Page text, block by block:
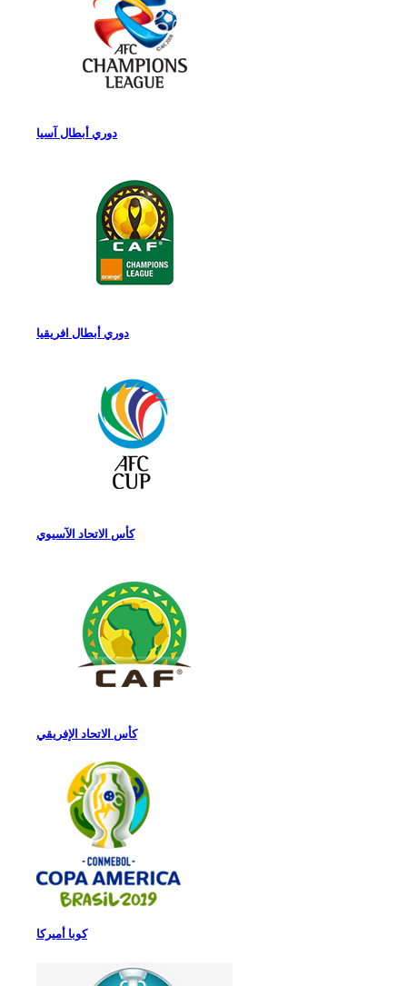
دوري أبطال آسيا
دوري أبطال افريقيا
كأس الاتحاد الآسيوي
كأس الاتحاد الإفريقي
كوبا أميركا